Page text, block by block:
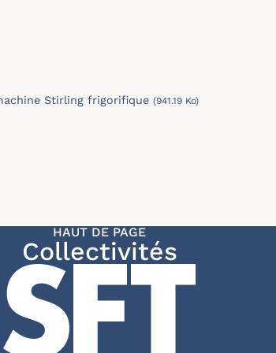
Stirling frigorifique (941.19 Ko)
HAUT DE PAGE
Collectivités